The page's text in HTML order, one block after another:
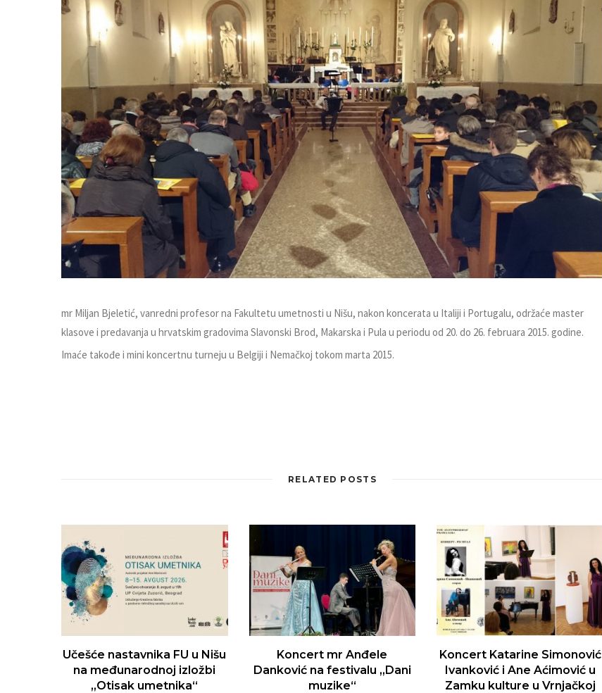
mr Miljan Bjeletić, vanredni profesor na Fakultetu umetnosti u Nišu, nakon koncerata u Italiji i Portugalu, održaće master
klasove i predavanja u hrvatskim gradovima Slavonski Brod, Makarska i Pula u periodu od 20. do 26. februara 2015. godine.
Imaće takođe i mini koncertnu turneju u Belgiji i Nemačkoj tokom marta 2015.
RELATED POSTS
Učešće nastavnika FU u Nišu
na međunarodnoj izložbi
„Otisak umetnika“
Koncert mr Anđele
Danković na festivalu „Dani
muzike“
Koncert Katarine Simonović
Ivanković i Ane Aćimović u
Zamku kulture u Vrnjačkoj